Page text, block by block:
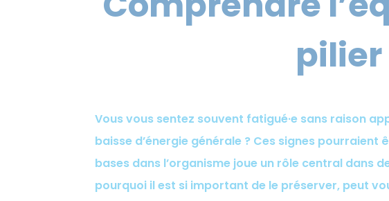
Vous vous sentez souvent fatigué·e sans raison
baisse d’énergie générale ? Ces signes
bases dans l’organisme joue un rôle central dans
pourquoi il est si important de le préserver, peut